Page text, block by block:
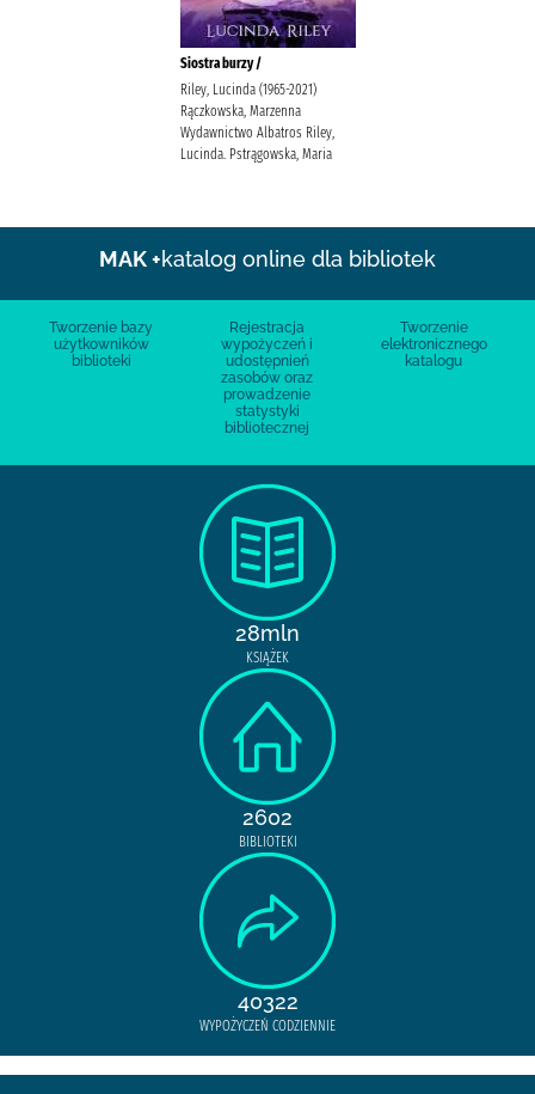
Siostra burzy /
Riley, Lucinda (1965-2021)
Rączkowska, Marzenna
Wydawnictwo Albatros Riley,
Lucinda. Pstrągowska, Maria
MAK +katalog online dla bibliotek
Tworzenie bazy
użytkowników
biblioteki
Rejestracja
wypożyczeń i
udostępnień
zasobów oraz
prowadzenie
statystyki
bibliotecznej
Tworzenie
elektronicznego
katalogu
28mln
KSIĄŻEK
2602
BIBLIOTEKI
40322
WYPOŻYCZEŃ CODZIENNIE